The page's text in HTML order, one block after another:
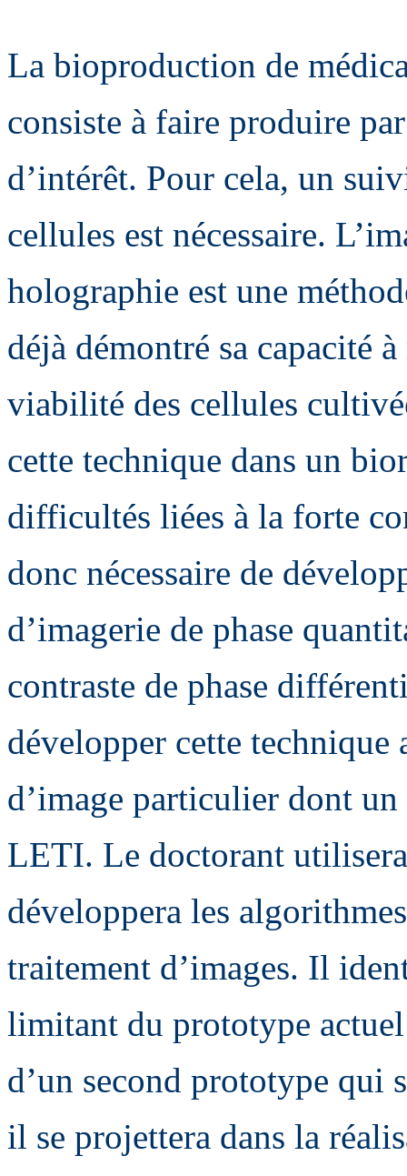
La bioproduction de
consiste à faire produire
d’intérêt. Pour cela, un
cellules est nécessaire.
holographie est une
déjà démontré sa capacité
viabilité des cellules
cette technique dans un
difficultés liées à la forte
donc nécessaire de
d’imagerie de phase
contraste de phase
développer cette technique
d’image particulier dont
LETI. Le doctorant
développera les
traitement d’images. Il
limitant du prototype
d’un second prototype
il se projettera dans la